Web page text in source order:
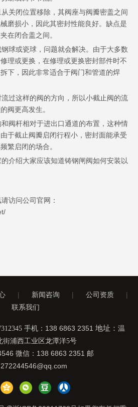
关闭位置移除，其阀座与阀瓣密盖之间
磨损小，因此其密封性能良好。缺点是
在闭合盖之间。
球或瓷球，问题就会解决。由于大多数
理或更换，在修理或更换密封部件时不
下，因此非常适合于阀门和管道的焊
过这样的阀的方向，所以小截止阀的流
阀更高发生。
阀杆相对于进出口通道的布置，这种情
于截止阀瓣启闭行程小，密封面能承受
繁启闭的场合。
介绍大家应该知道铸钢闸阀如何安装以
访问公司官网：
| 新闻咨询 | 公司资质
|
联系我们
手机：138 6863 2351 地址： 温
街浦西工业区龙潭洋5号
微信：138 6863 2351 邮
272244546@qq.com